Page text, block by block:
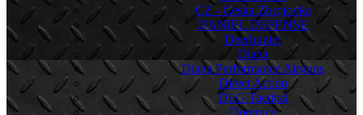
CZ - Ceska Zbrojovka
DANIEL DEFENSE
Deerhunter
Diana
Diana Performance Airguns
Direct Action
DLG Tactical